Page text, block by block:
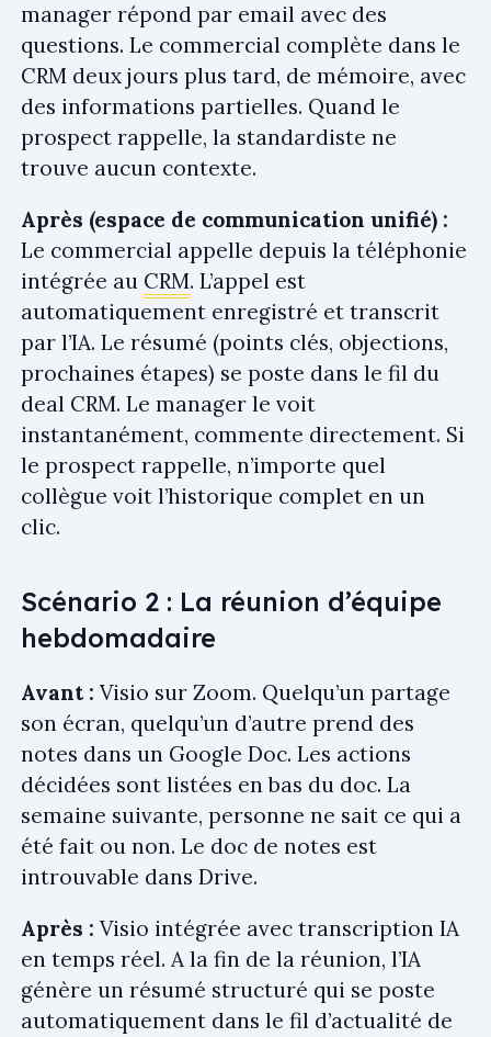
manager répond par email avec des
questions. Le commercial complète dans le
CRM deux jours plus tard, de mémoire, avec
des informations partielles. Quand le
prospect rappelle, la standardiste ne
trouve aucun contexte.
Après (espace de communication unifié) :
Le commercial appelle depuis la téléphonie
intégrée au CRM. L’appel est
automatiquement enregistré et transcrit
par l’IA. Le résumé (points clés, objections,
prochaines étapes) se poste dans le fil du
deal CRM. Le manager le voit
instantanément, commente directement. Si
le prospect rappelle, n’importe quel
collègue voit l’historique complet en un
clic.
Scénario 2 : La réunion d’équipe
hebdomadaire
Avant : Visio sur Zoom. Quelqu’un partage
son écran, quelqu’un d’autre prend des
notes dans un Google Doc. Les actions
décidées sont listées en bas du doc. La
semaine suivante, personne ne sait ce qui a
été fait ou non. Le doc de notes est
introuvable dans Drive.
Après : Visio intégrée avec transcription IA
en temps réel. A la fin de la réunion, l’IA
génère un résumé structuré qui se poste
automatiquement dans le fil d’actualité de